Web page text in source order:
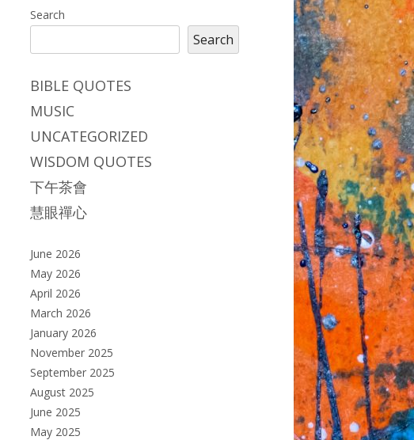
Main
Sidebar
Search
Search
BIBLE QUOTES
MUSIC
UNCATEGORIZED
WISDOM QUOTES
下午茶會
慧眼禪心
June 2026
May 2026
April 2026
March 2026
January 2026
November 2025
September 2025
August 2025
June 2025
May 2025